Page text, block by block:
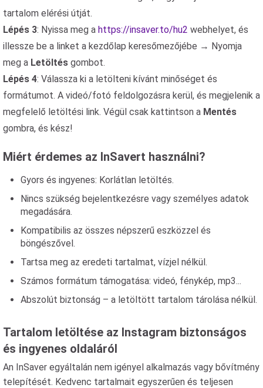
tartalom elérési útját.
Lépés 3: Nyissa meg a https://insaver.to/hu2 webhelyet, és
illessze be a linket a kezdőlap keresőmezőjébe → Nyomja
meg a Letöltés gombot.
Lépés 4: Válassza ki a letölteni kívánt minőséget és
formátumot. A videó/fotó feldolgozásra kerül, és megjelenik a
megfelelő letöltési link. Végül csak kattintson a Mentés
gombra, és kész!
Miért érdemes az InSavert használni?
Gyors és ingyenes: Korlátlan letöltés.
Nincs szükség bejelentkezésre vagy személyes adatok
megadására.
Kompatibilis az összes népszerű eszközzel és
böngészővel.
Tartsa meg az eredeti tartalmat, vízjel nélkül.
Számos formátum támogatása: videó, fénykép, mp3...
Abszolút biztonság – a letöltött tartalom tárolása nélkül.
Tartalom letöltése az Instagram biztonságos
és ingyenes oldaláról
An InSaver egyáltalán nem igényel alkalmazás vagy bővítmény
telepítését. Kedvenc tartalmait egyszerűen és teljesen